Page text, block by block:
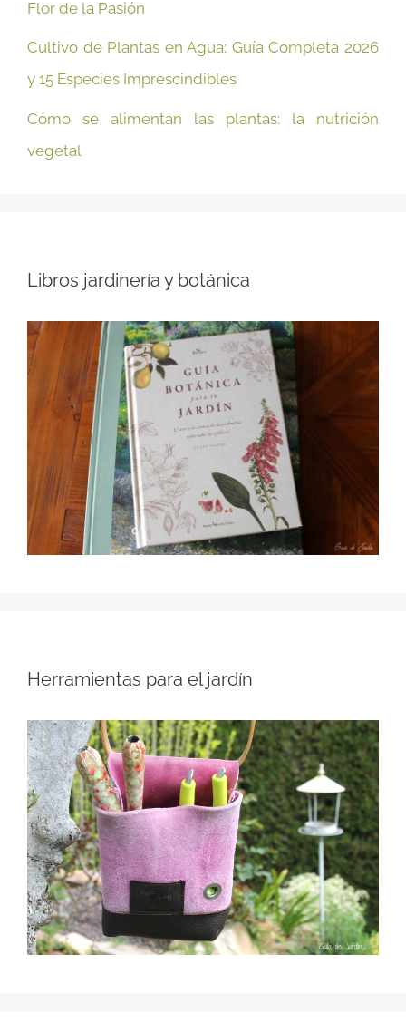
Flor de la Pasión
Cultivo de Plantas en Agua: Guía Completa 2026
y 15 Especies Imprescindibles
Cómo se alimentan las plantas: la nutrición
vegetal
Libros jardinería y botánica
Herramientas para el jardín